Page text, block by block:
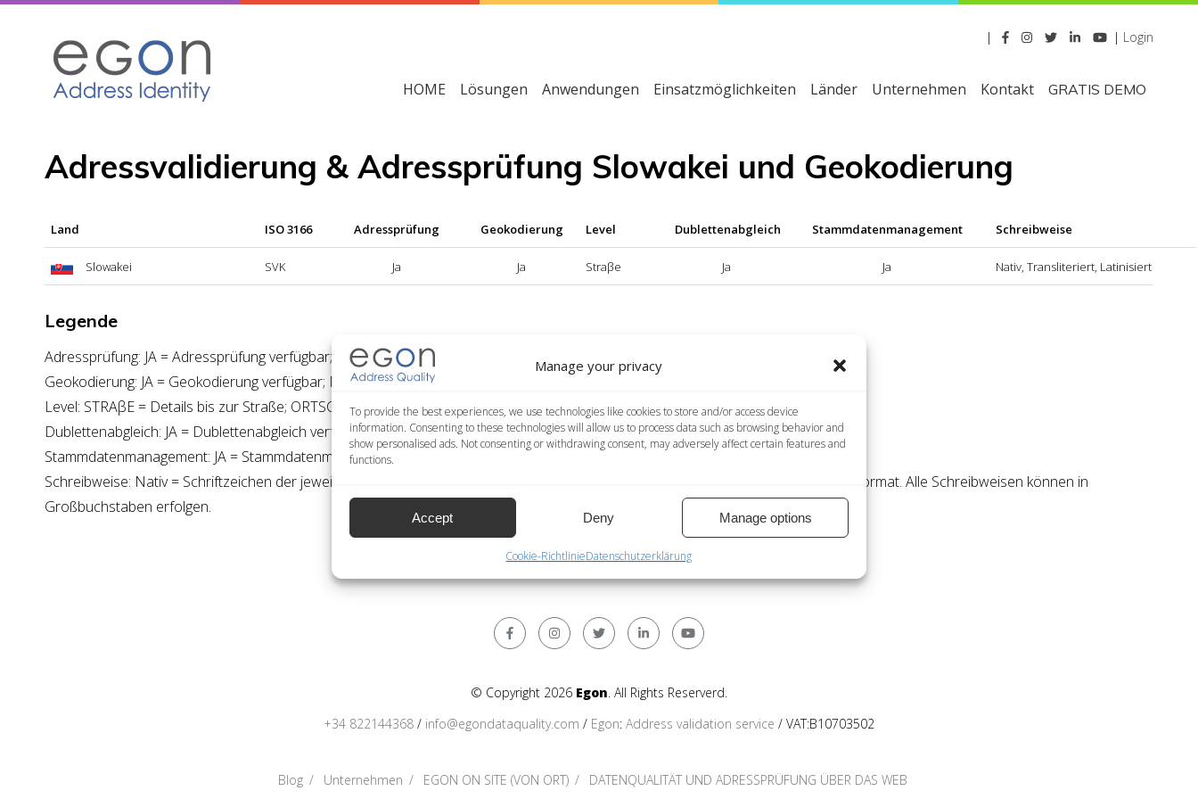
Manage your privacy
To provide the best experiences, we use technologies like cookies to store and/or access device
information. Consenting to these technologies will allow us to process data such as browsing behavior and
show personalised ads. Not consenting or withdrawing consent, may adversely affect certain features and
functions.
Accept Deny Manage options
Cookie-RichtlinieDatenschutzerklärung
| | Login
HOME Lösungen Anwendungen Einsatzmöglichkeiten Länder Unternehmen Kontakt GRATIS DEMO
Adressvalidierung & Adressprüfung Slowakei und Geokodierung
Land ISO 3166 Adressprüfung Geokodierung Level Dublettenabgleich Stammdatenmanagement Schreibweise
Slowakei SVK Ja Ja Straβe Ja Ja Nativ, Transliteriert, Latinisiert
Legende
Adressprüfung: JA = Adressprüfung verfügbar; NEIN = Adressprüfung nicht verfügbar
Geokodierung: JA = Geokodierung verfügbar; NEIN = Geokodierung nicht verfügbar
Level: STRAβE = Details bis zur Straße; ORTSCHAFT = Details bis zum Ort
Dublettenabgleich: JA = Dublettenabgleich verfügbar; NEIN = Dublettenabgleich nicht verfügbar
Stammdatenmanagement: JA = Stammdatenmanagement verfügbar; NEIN = Stammdatenmanagement nicht verfügbar
Schreibweise: Nativ = Schriftzeichen der jeweiligen Sprache; Römisch = lateinische Schriftzeichen; International = internationales Format. Alle Schreibweisen können in
Großbuchstaben erfolgen.
© Copyright 2026 Egon. All Rights Reserverd.
+34 822144368 / info@egondataquality.com / Egon: Address validation service / VAT:B10703502
Blog Unternehmen EGON ON SITE (VON ORT) DATENQUALITÄT UND ADRESSPRÜFUNG ÜBER DAS WEB